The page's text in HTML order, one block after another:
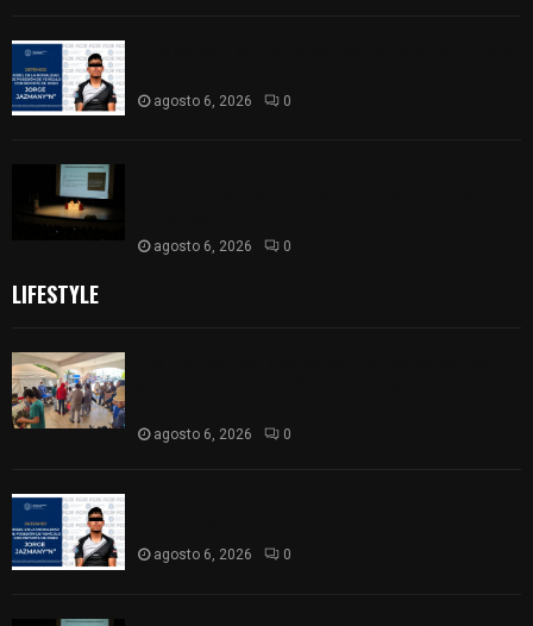
agosto 6, 2026 0
agosto 6, 2026 0
LIFESTYLE
agosto 6, 2026 0
agosto 6, 2026 0